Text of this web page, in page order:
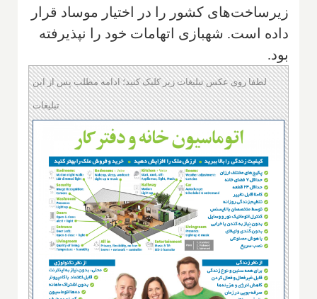
زیرساخت‌های کشور را در اختیار موساد قرار
داده است. شهبازی اتهامات خود را نپذیرفته
بود.
لطفا روی عکس تبلیغات زیر کلیک کنید؛ ادامه مطلب پس از این
تبلیغات